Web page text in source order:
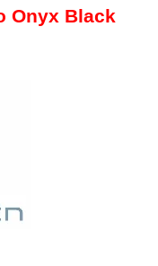
Onyx Black